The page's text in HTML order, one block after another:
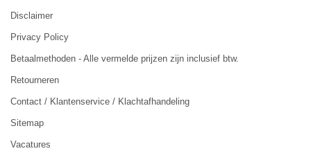
Disclaimer
Privacy Policy
Betaalmethoden - Alle vermelde prijzen zijn inclusief btw.
Retourneren
Contact / Klantenservice / Klachtafhandeling
Sitemap
Vacatures